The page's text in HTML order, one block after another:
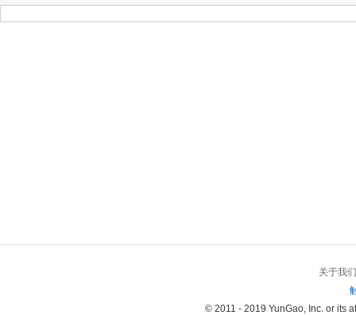
关于我们
© 2011 - 2019 YunGao, Inc. or its